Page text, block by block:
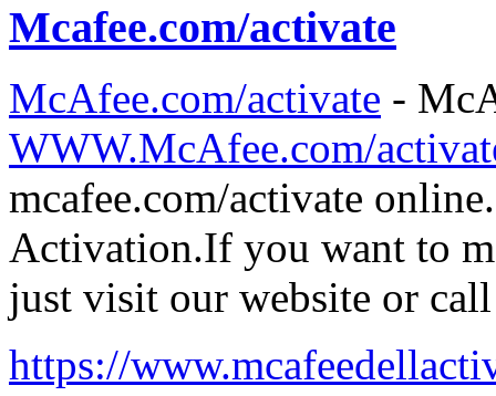
Mcafee.com/activate
McAfee.com/activate -
WWW.McAfee.com/
mcafee.com/activate
Activation.If you want to
just visit our website or
https://